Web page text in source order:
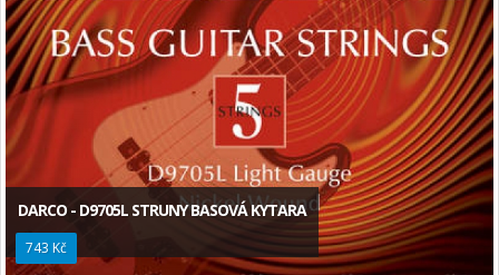
DARCO - D9705L STRUNY BASOVÁ KYTARA
743 Kč